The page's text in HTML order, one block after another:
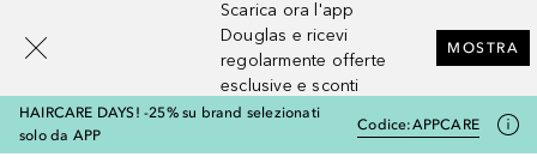
Scarica ora l'app
Douglas e ricevi
regolarmente offerte
esclusive e sconti
MOSTRA
HAIRCARE DAYS! -25% su brand selezionati
solo da APP
Codice:APPCARE
[navigation.slideout.screenreader]